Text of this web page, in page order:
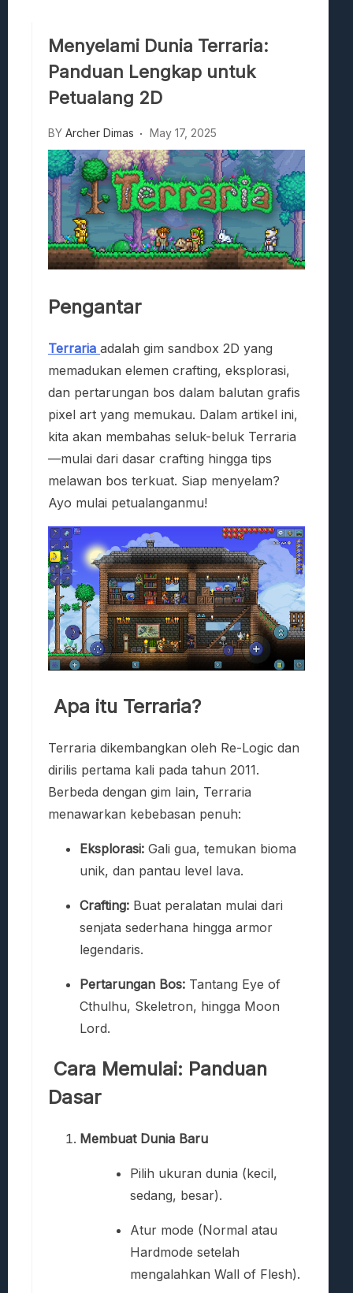
Beasts Of Bermuda: Panduan Bermain
Stranded Alien Dawn: Cara
Desolate: Tips Bertahan Dan Strategi
Menyelami Dunia Terraria:
Panduan Lengkap untuk
Petualang 2D
BY Archer Dimas May 17, 2025
Pengantar
Terraria adalah gim sandbox 2D yang
memadukan elemen crafting, eksplorasi,
dan pertarungan bos dalam balutan grafis
pixel art yang memukau. Dalam artikel ini,
kita akan membahas seluk-beluk Terraria
—mulai dari dasar crafting hingga tips
melawan bos terkuat. Siap menyelam?
Ayo mulai petualanganmu!
Apa itu Terraria?
Terraria dikembangkan oleh Re-Logic dan
dirilis pertama kali pada tahun 2011.
Berbeda dengan gim lain, Terraria
menawarkan kebebasan penuh:
Eksplorasi: Gali gua, temukan bioma
unik, dan pantau level lava.
Crafting: Buat peralatan mulai dari
senjata sederhana hingga armor
legendaris.
Pertarungan Bos: Tantang Eye of
Cthulhu, Skeletron, hingga Moon
Lord.
Cara Memulai: Panduan
Dasar
Membuat Dunia Baru
Pilih ukuran dunia (kecil,
sedang, besar).
Atur mode (Normal atau
Hardmode setelah
mengalahkan Wall of Flesh).